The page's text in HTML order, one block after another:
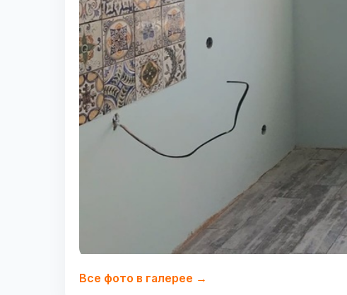
Все фото в галерее →